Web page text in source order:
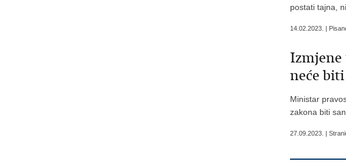
postati tajna,
14.02.2023. |
Izmjene
neće
Ministar
zakona biti
27.09.2023. |